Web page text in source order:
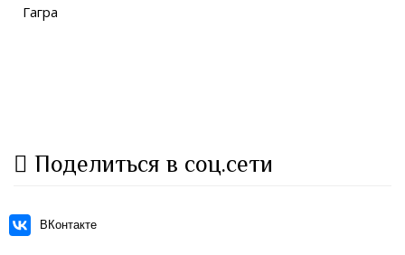
Гагра
Поделиться в соц.сети
ВКонтакте